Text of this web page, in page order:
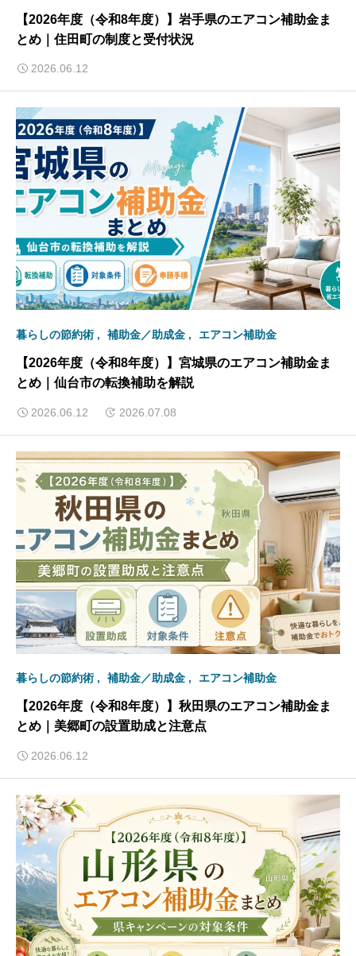
【2026年度（令和8年度）】岩手県のエアコン補助金ま
とめ｜住田町の制度と受付状況
2026.06.12
暮らしの節約術 補助金／助成金 エアコン補助金
【2026年度（令和8年度）】宮城県のエアコン補助金ま
とめ｜仙台市の転換補助を解説
2026.06.12 2026.07.08
暮らしの節約術 補助金／助成金 エアコン補助金
【2026年度（令和8年度）】秋田県のエアコン補助金ま
とめ｜美郷町の設置助成と注意点
2026.06.12